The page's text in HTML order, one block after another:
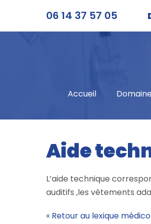
contenu
06 14 37 57 05
Accueil
Aide
L’aide technique
auditifs ,les vêtements
« Retour au lexique